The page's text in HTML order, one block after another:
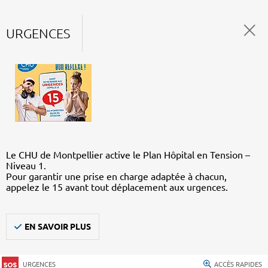
URGENCES
Le CHU de Montpellier active le Plan Hôpital en Tension –
Niveau 1.
Pour garantir une prise en charge adaptée à chacun,
appelez le 15 avant tout déplacement aux urgences.
EN SAVOIR PLUS
URGENCES ACCÈS RAPIDES